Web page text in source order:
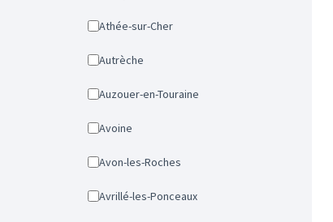
Athée-sur-Cher
Autrèche
Auzouer-en-Touraine
Avoine
Avon-les-Roches
Avrillé-les-Ponceaux